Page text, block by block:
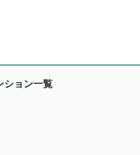
ション一覧